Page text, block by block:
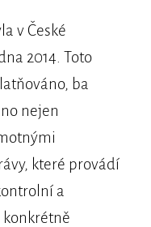
v České
2014. Toto
ba
nejen
které provádí
a
konkrétně